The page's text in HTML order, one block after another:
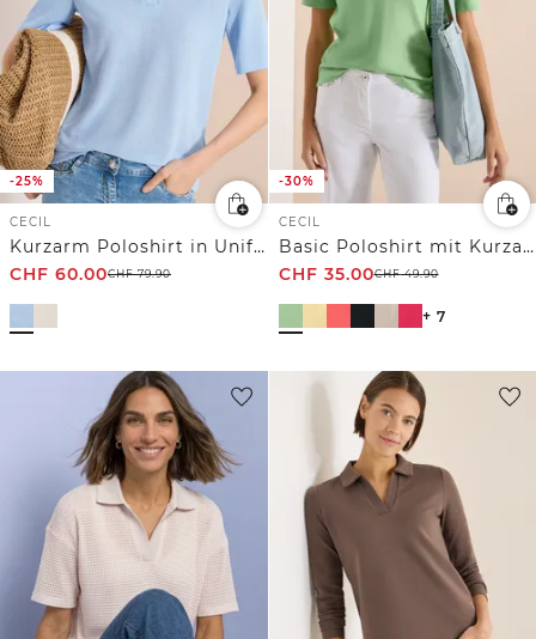
-25%
CECIL
Kurzarm Poloshirt in Unifarbe
CHF 60.00CHF79.90
-30%
CECIL
Basic Poloshirt mit Kurzarm
CHF 35.00CHF49.90
+ 7